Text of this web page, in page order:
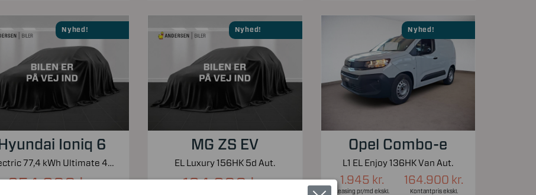
Nyhed!
Hyundai Ioniq 6
Electric 77,4 kWh Ultimate 4WD 325HK Aut.
254.900 kr.
Nyhed!
MG ZS EV
EL Luxury 156HK 5d Aut.
164.900 kr.
Nyhed!
Opel Combo-e
L1 EL Enjoy 136HK Van Aut.
1.945 kr.
Leasing pr/md ekskl.
164.900 kr.
Kontantpris ekskl.